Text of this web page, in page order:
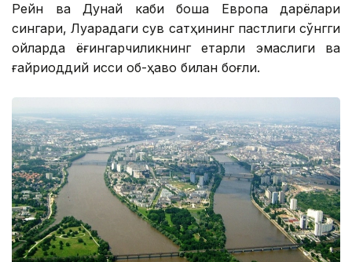
Рейн ва Дунай каби бошқа Европа дарёлари
сингари, Луарадаги сув сатҳининг пастлиги сўнгги
ойларда ёғингарчиликнинг етарли эмаслиги ва
ғайриоддий иссиқ об-ҳаво билан боғлиқ.